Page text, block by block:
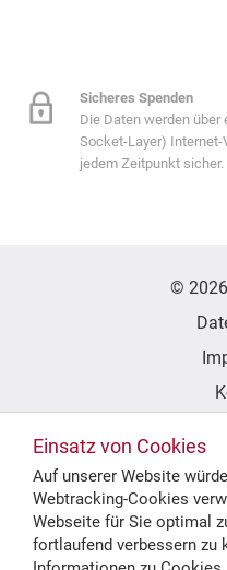
Sicheres Spenden
Die Daten werden
Socket-Layer) Internet-
jedem Zeitpunkt sicher.
©
Einsatz von Cookies
Auf unserer Website
Webtracking-Cookies
Webseite für Sie optimal
fortlaufend verbessern zu